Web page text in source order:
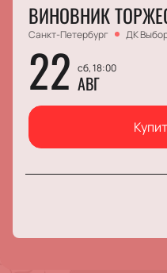
ВИНОВНИК
Санкт-Петербург ДК
22 сб, 18:00
АВГ